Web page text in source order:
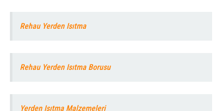
Rehau Yerden Isıtma
Rehau Yerden Isıtma Borusu
Yerden Isıtma Malzemeleri